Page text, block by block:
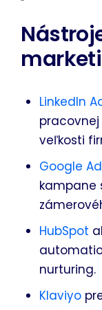
LinkedIn
veľkosti
Google
kampane
HubSpot
nurturing.
Klaviyo